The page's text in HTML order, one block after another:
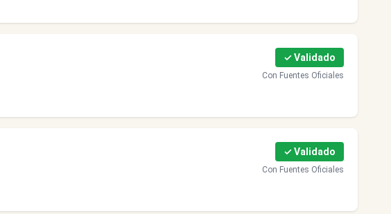
✓ Validado
Con Fuentes Oficiales
✓ Validado
Con Fuentes Oficiales